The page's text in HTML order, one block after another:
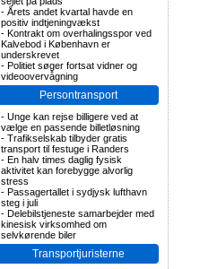
- Årets andet kvartal havde en
positiv indtjeningvækst
- Kontrakt om overhalingsspor ved
Kalvebod i København er
underskrevet
- Politiet søger fortsat vidner og
videoovervågning
Persontransport
- Unge kan rejse billigere ved at
vælge en passende billetløsning
- Trafikselskab tilbyder gratis
transport til festuge i Randers
- En halv times daglig fysisk
aktivitet kan forebygge alvorlig
stress
- Passagertallet i sydjysk lufthavn
steg i juli
- Delebilstjeneste samarbejder med
kinesisk virksomhed om
selvkørende biler
Transportjuristerne